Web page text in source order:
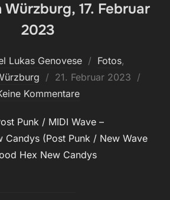
Würzburg, 17. Februar
2023
Lukas Genovese Fotos,
Veröffentlicht
am
21. Februar 2023
Kommentare
Punk / MIDI Wave –
Candys (Post Punk / New Wave
Hex New Candys